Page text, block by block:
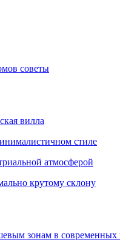
советы
вилла
стиле
атмосферой
крутому склону
зонам в современных